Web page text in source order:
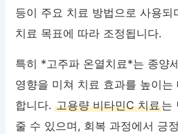
등이 주요 치료 방법으로 사용
치료 목표에 따라 조정됩니다.
특히 *고주파 온열치료*는 종양
영향을 미쳐 치료 효과를 높이는
합니다.고용량 비타민C 치료는
줄 수 있으며, 회복 과정에서 긍